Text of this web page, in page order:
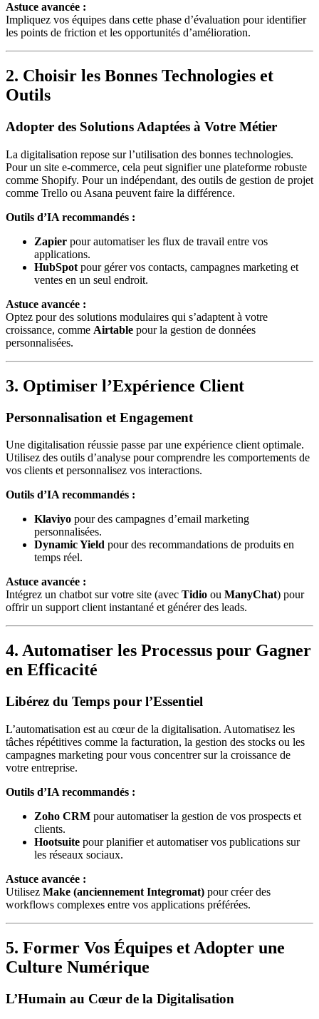
Astuce avancée :
Impliquez vos équipes dans cette phase d’évaluation pour identifier
les points de friction et les opportunités d’amélioration.
2. Choisir les Bonnes Technologies et
Outils
Adopter des Solutions Adaptées à Votre Métier
La digitalisation repose sur l’utilisation des bonnes technologies.
Pour un site e-commerce, cela peut signifier une plateforme robuste
comme Shopify. Pour un indépendant, des outils de gestion de projet
comme Trello ou Asana peuvent faire la différence.
Outils d’IA recommandés :
Zapier pour automatiser les flux de travail entre vos
applications.
HubSpot pour gérer vos contacts, campagnes marketing et
ventes en un seul endroit.
Astuce avancée :
Optez pour des solutions modulaires qui s’adaptent à votre
croissance, comme Airtable pour la gestion de données
personnalisées.
3. Optimiser l’Expérience Client
Personnalisation et Engagement
Une digitalisation réussie passe par une expérience client optimale.
Utilisez des outils d’analyse pour comprendre les comportements de
vos clients et personnalisez vos interactions.
Outils d’IA recommandés :
Klaviyo pour des campagnes d’email marketing
personnalisées.
Dynamic Yield pour des recommandations de produits en
temps réel.
Astuce avancée :
Intégrez un chatbot sur votre site (avec Tidio ou ManyChat) pour
offrir un support client instantané et générer des leads.
4. Automatiser les Processus pour Gagner
en Efficacité
Libérez du Temps pour l’Essentiel
L’automatisation est au cœur de la digitalisation. Automatisez les
tâches répétitives comme la facturation, la gestion des stocks ou les
campagnes marketing pour vous concentrer sur la croissance de
votre entreprise.
Outils d’IA recommandés :
Zoho CRM pour automatiser la gestion de vos prospects et
clients.
Hootsuite pour planifier et automatiser vos publications sur
les réseaux sociaux.
Astuce avancée :
Utilisez Make (anciennement Integromat) pour créer des
workflows complexes entre vos applications préférées.
5. Former Vos Équipes et Adopter une
Culture Numérique
L’Humain au Cœur de la Digitalisation